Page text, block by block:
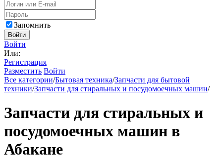
Запомнить
Войти
Войти
Или:
Регистрация
Разместить Войти
Все категории/Бытовая техника/Запчасти для бытовой
техники/Запчасти для стиральных и посудомоечных машин/
Запчасти для стиральных и
посудомоечных машин в
Абакане